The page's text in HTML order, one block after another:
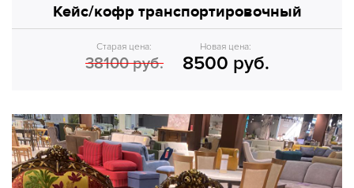
Кейс/кофр транспортировочный
Старая цена:
38100 руб.
Новая цена:
8500 руб.